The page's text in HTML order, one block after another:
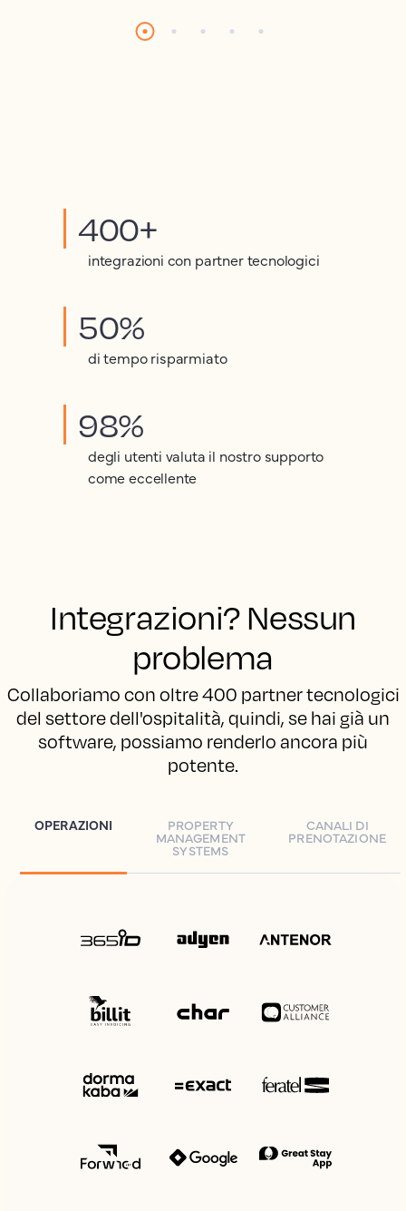
400+
integrazioni con partner tecnologici
50%
di tempo risparmiato
98%
degli utenti valuta il nostro supporto
come eccellente
Integrazioni? Nessun
problema
Collaboriamo con oltre 400 partner tecnologici
del settore dell'ospitalità, quindi, se hai già un
software, possiamo renderlo ancora più
potente.
OPERAZIONI PROPERTY
MANAGEMENT
SYSTEMS
CANALI DI
PRENOTAZIONE